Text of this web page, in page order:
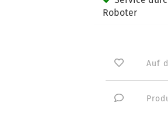
Roboter
Auf